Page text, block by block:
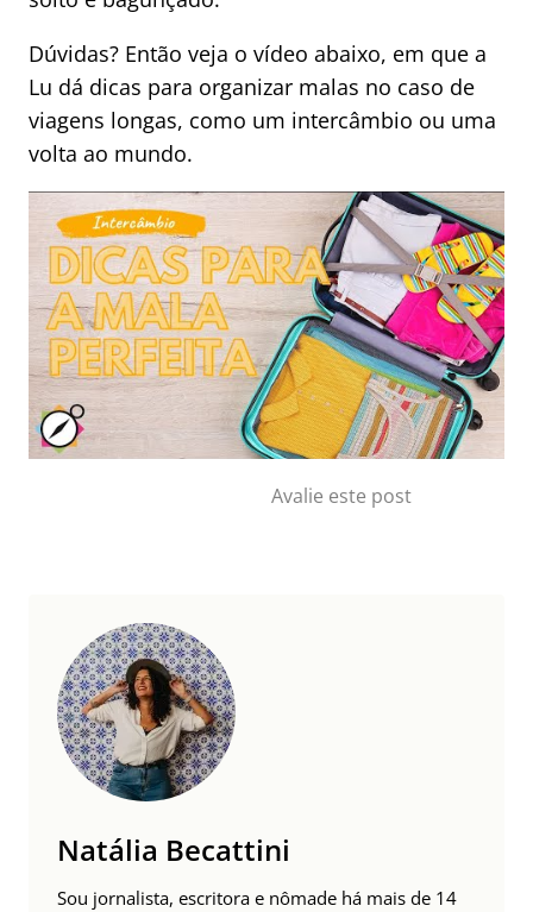
Dúvidas? Então veja o vídeo abaixo, em que a
Lu dá dicas para organizar malas no caso de
viagens longas, como um intercâmbio ou uma
volta ao mundo.
Avalie este post
Natália Becattini
Sou jornalista, escritora e nômade há mais de 14